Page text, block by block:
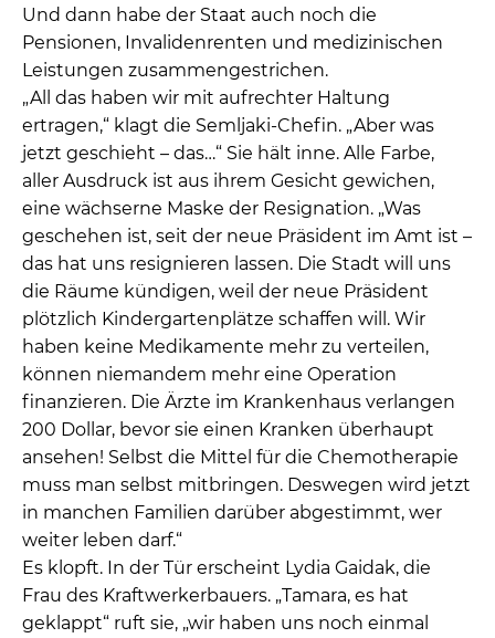
Und dann habe der Staat auch noch die
Pensionen, Invalidenrenten und medizinischen
Leistungen zusammengestrichen.
„All das haben wir mit aufrechter Haltung
ertragen,“ klagt die Semljaki-Chefin. „Aber was
jetzt geschieht – das…“ Sie hält inne. Alle Farbe,
aller Ausdruck ist aus ihrem Gesicht gewichen,
eine wächserne Maske der Resignation. „Was
geschehen ist, seit der neue Präsident im Amt ist –
das hat uns resignieren lassen. Die Stadt will uns
die Räume kündigen, weil der neue Präsident
plötzlich Kindergartenplätze schaffen will. Wir
haben keine Medikamente mehr zu verteilen,
können niemandem mehr eine Operation
finanzieren. Die Ärzte im Krankenhaus verlangen
200 Dollar, bevor sie einen Kranken überhaupt
ansehen! Selbst die Mittel für die Chemotherapie
muss man selbst mitbringen. Deswegen wird jetzt
in manchen Familien darüber abgestimmt, wer
weiter leben darf.“
Es klopft. In der Tür erscheint Lydia Gaidak, die
Frau des Kraftwerkerbauers. „Tamara, es hat
geklappt“ ruft sie, „wir haben uns noch einmal